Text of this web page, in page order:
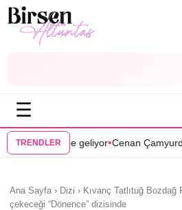
☰
TRENDLER
Cenan Çamyurdu Karakuyu dizisinde•
Ana Sayfa › Dizi › Kıvanç Tatlıtuğ Bozdağ
çekeceği “Dönence” dizisinde